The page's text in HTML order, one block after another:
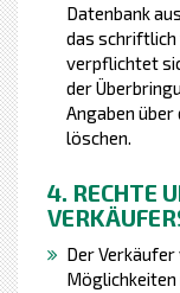
Datenbank
das
verpflichtet
der
Angaben
löschen.
4. RECHTE
Der